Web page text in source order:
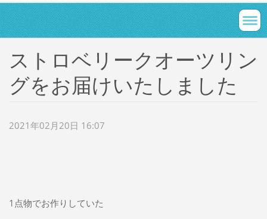
ストロベリークオーツリン
グをお届けいたしました
2021年02月20日 16:07
1点物でお作りしていた